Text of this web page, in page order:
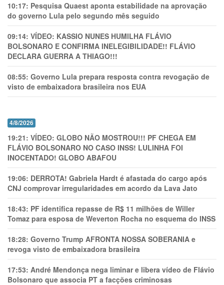
10:17: Pesquisa Quaest aponta estabilidade na aprovação
do governo Lula pelo segundo mês seguido
09:14: VÍDEO: KASSIO NUNES HUMlLHA FLÁVIO
BOLSONARO E CONFIRMA INELEGIBILIDADE!! FLÁVIO
DECLARA GUERRA A THIAGO!!!
08:55: Governo Lula prepara resposta contra revogação de
visto de embaixadora brasileira nos EUA
4/8/2026
19:21: VÍDEO: GLOBO NÃO MOSTROU!!! PF CHEGA EM
FLÁVIO BOLSONARO NO CASO INSS! LULINHA FOI
INOCENTADO! GLOBO ABAFOU
19:06: DERROTA! Gabriela Hardt é afastada do cargo após
CNJ comprovar irregularidades em acordo da Lava Jato
18:43: PF identifica repasse de R$ 11 milhões de Willer
Tomaz para esposa de Weverton Rocha no esquema do INSS
18:28: Governo Trump AFRONTA NOSSA SOBERANIA e
revoga visto de embaixadora brasileira
17:53: André Mendonça nega liminar e libera vídeo de Flávio
Bolsonaro que associa PT a facções criminosas